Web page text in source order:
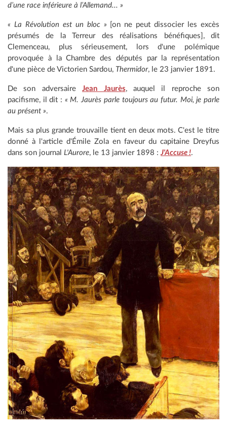
d’une race inférieure à l’Allemand... »
« La Révolution est un bloc » [on ne peut dissocier les excès
présumés de la Terreur des réalisations bénéfiques], dit
Clemenceau, plus sérieusement, lors d'une polémique
provoquée à la Chambre des députés par la représentation
d'une pièce de Victorien Sardou, Thermidor, le 23 janvier 1891.
De son adversaireJean Jaurès, auquel il reproche son
pacifisme, il dit : « M. Jaurès parle toujours au futur. Moi, je parle
au présent ».
Mais sa plus grande trouvaille tient en deux mots. C'est le titre
donné à l'article d'Émile Zola en faveur du capitaine Dreyfus
dans son journal L'Aurore, le 13 janvier 1898 :J'Accuse !.